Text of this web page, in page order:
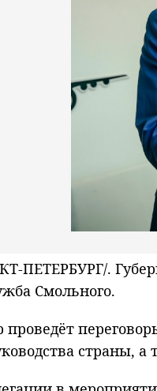
ПЕТЕРБУРГ/.
Смольного.
проведёт
страны,